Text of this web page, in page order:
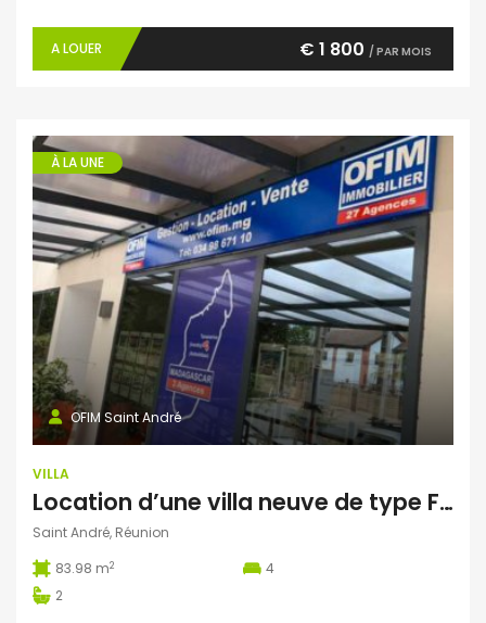
A LOUER € 1 800 / PAR MOIS
À LA UNE
OFIM Saint André
VILLA
Location d’une villa neuve de type F4/5 située proche centre ville de Saint André
Saint André, Réunion
83.98 m2
4
2